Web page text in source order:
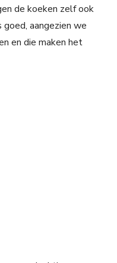
de koeken zelf ook
aangezien we
en die maken het